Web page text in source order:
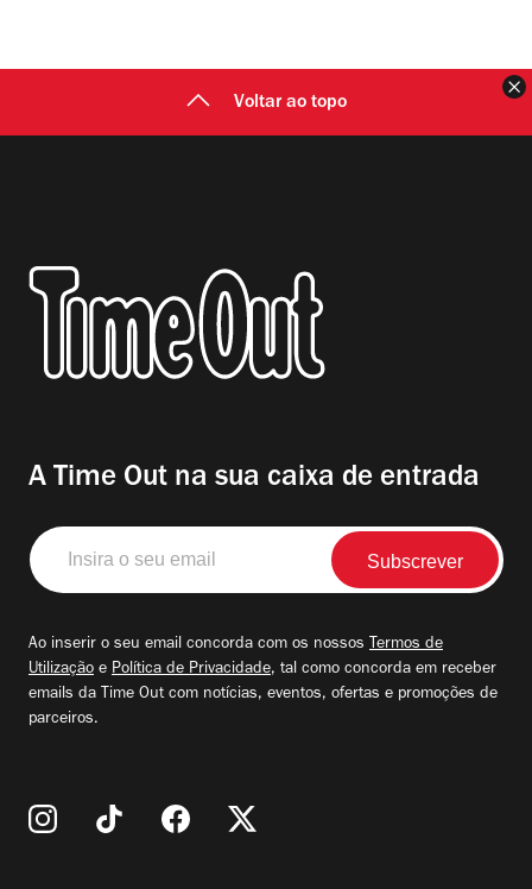
Voltar ao topo
A Time Out na sua caixa de entrada
Insira
o
seu
Ao inserir o seu email concorda com os nossos Termos de
Utilização e Política de Privacidade, tal como concorda em receber
emails da Time Out com notícias, eventos, ofertas e promoções de
parceiros.